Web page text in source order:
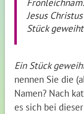
Jesus
Stück
Ein Stück
nennen Sie die
Namen? Nach
es sich bei